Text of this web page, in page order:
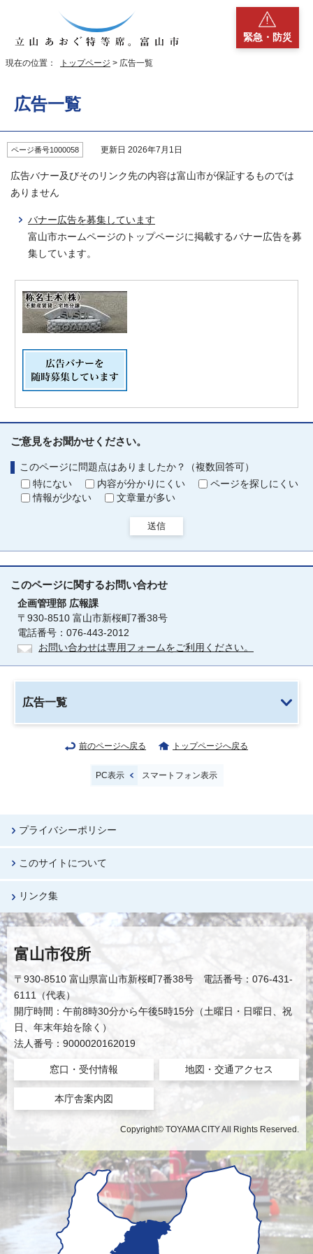
緊急・防災
現在の位置： トップページ > 広告一覧
広告一覧
ページ番号1000058 更新日 2026年7月1日
広告バナー及びそのリンク先の内容は富山市が保証するものでは
ありません
バナー広告を募集しています
富山市ホームページのトップページに掲載するバナー広告を募
集しています。
ご意見をお聞かせください。
このページに問題点はありましたか？（複数回答可）
特にない
内容が分かりにくい
ページを探しにくい
情報が少ない
文章量が多い
送信
このページに関するお問い合わせ
企画管理部 広報課
〒930-8510 富山市新桜町7番38号
電話番号：076-443-2012
お問い合わせは専用フォームをご利用ください。
広告一覧
前のページへ戻る トップページへ戻る
PC表示 スマートフォン表示
プライバシーポリシー
このサイトについて
リンク集
富山市役所
〒930-8510 富山県富山市新桜町7番38号 電話番号：076-431-
6111（代表）
開庁時間：午前8時30分から午後5時15分（土曜日・日曜日、祝
日、年末年始を除く）
法人番号：9000020162019
窓口・受付情報 地図・交通アクセス
本庁舎案内図
Copyright© TOYAMA CITY All Rights Reserved.